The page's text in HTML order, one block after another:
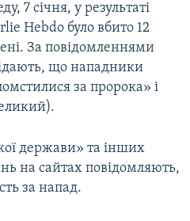
7 січня, у результаті
Hebdo було вбито 12
За повідомленнями
що нападники
за пророка» і
держави» та інших
на сайтах повідомляють,
за напад.